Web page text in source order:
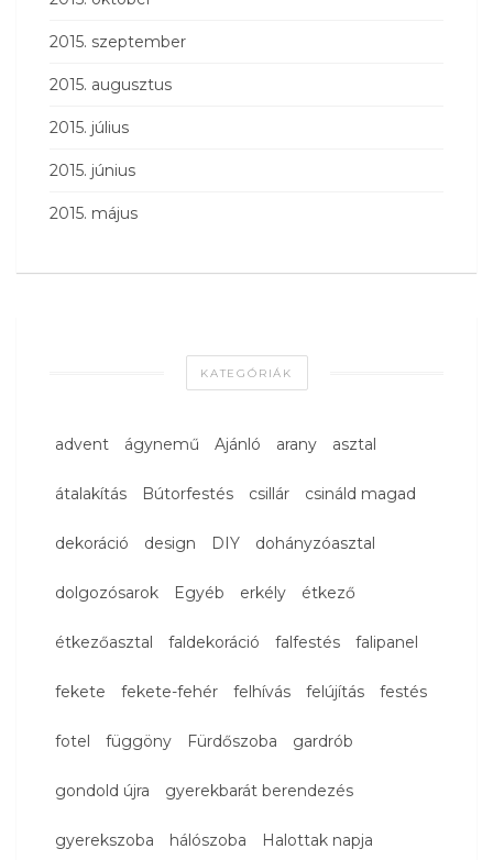
2015. szeptember
2015. augusztus
2015. július
2015. június
2015. május
KATEGÓRIÁK
advent ágynemű Ajánló arany asztal
átalakítás Bútorfestés csillár csináld magad
dekoráció design DIY dohányzóasztal
dolgozósarok Egyéb erkély étkező
étkezőasztal faldekoráció falfestés falipanel
fekete fekete-fehér felhívás felújítás festés
fotel függöny Fürdőszoba gardrób
gondold újra gyerekbarát berendezés
gyerekszoba hálószoba Halottak napja